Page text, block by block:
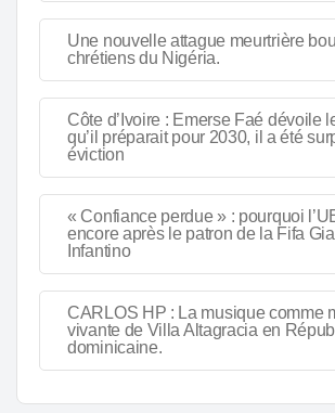
Une nouvelle attague meurtrière
chrétiens du Nigéria.
Côte d’Ivoire : Emerse Faé dévoile
qu’il préparait pour 2030, il a été
éviction
« Confiance perdue » : pourquoi
encore après le patron de la Fifa
Infantino
CARLOS HP : La musique comme
vivante de Villa Altagracia en
dominicaine.